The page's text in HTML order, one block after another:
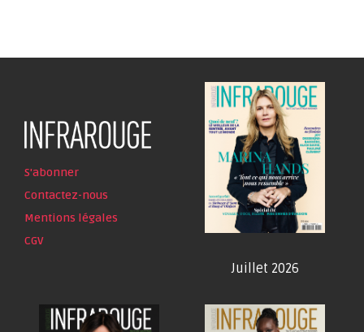
S'abonner
Contactez-nous
Mentions légales
CGV
Juillet 2026